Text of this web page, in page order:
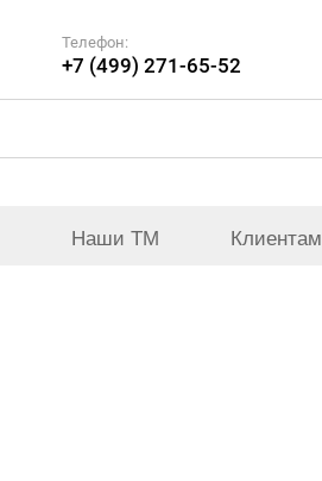
Телефон:
+7 (499) 271-65-52
Наши ТМ Клиентам